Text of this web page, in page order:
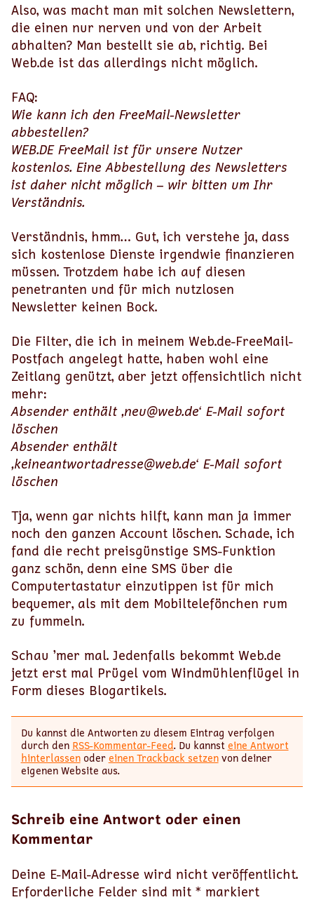
Also, was macht man mit solchen Newslettern,
die einen nur nerven und von der Arbeit
abhalten? Man bestellt sie ab, richtig. Bei
Web.de ist das allerdings nicht möglich.
FAQ:
Wie kann ich den FreeMail-Newsletter
abbestellen?
WEB.DE FreeMail ist für unsere Nutzer
kostenlos. Eine Abbestellung des Newsletters
ist daher nicht möglich – wir bitten um Ihr
Verständnis.
Verständnis, hmm… Gut, ich verstehe ja, dass
sich kostenlose Dienste irgendwie finanzieren
müssen. Trotzdem habe ich auf diesen
penetranten und für mich nutzlosen
Newsletter keinen Bock.
Die Filter, die ich in meinem Web.de-FreeMail-
Postfach angelegt hatte, haben wohl eine
Zeitlang genützt, aber jetzt offensichtlich nicht
mehr:
Absender enthält ‚neu@web.de‘ E-Mail sofort
löschen
Absender enthält
‚keineantwortadresse@web.de‘ E-Mail sofort
löschen
Tja, wenn gar nichts hilft, kann man ja immer
noch den ganzen Account löschen. Schade, ich
fand die recht preisgünstige SMS-Funktion
ganz schön, denn eine SMS über die
Computertastatur einzutippen ist für mich
bequemer, als mit dem Mobiltelefönchen rum
zu fummeln.
Schau ’mer mal. Jedenfalls bekommt Web.de
jetzt erst mal Prügel vom Windmühlenflügel in
Form dieses Blogartikels.
Du kannst die Antworten zu diesem Eintrag verfolgen
durch den RSS-Kommentar-Feed. Du kannsteine Antwort
hinterlassenodereinen Trackback setzenvon deiner
eigenen Website aus.
Schreib eine Antwort oder einen
Kommentar
Deine E-Mail-Adresse wird nicht veröffentlicht.
Erforderliche Felder sind mit * markiert